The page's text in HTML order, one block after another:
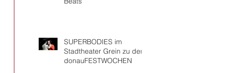
SUPERBODIES im
Stadtheater Grein zu den
donauFESTWOCHEN